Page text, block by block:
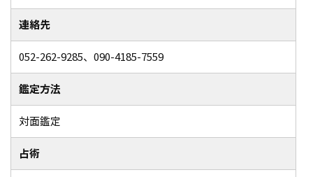
連絡先
052-262-9285、090-4185-7559
鑑定方法
対面鑑定
占術